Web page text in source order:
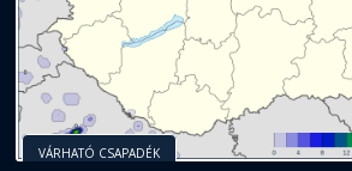
VÁRHATÓ CSAPADÉK